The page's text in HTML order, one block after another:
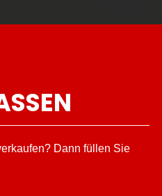
? Dann füllen Sie